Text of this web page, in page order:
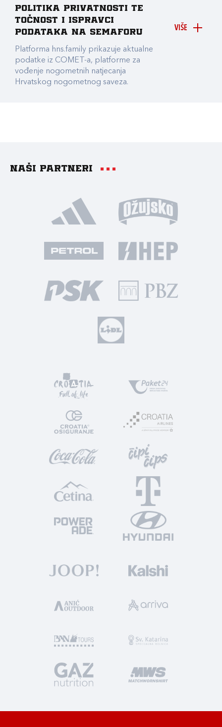
VIŠE
Politika privatnosti te
točnost i ispravci
podataka na Semaforu
Platforma hns.family prikazuje aktualne
podatke iz COMET-a, platforme za
vođenje nogometnih natjecanja
Hrvatskog nogometnog saveza.
Naši partneri